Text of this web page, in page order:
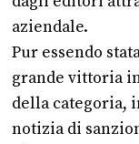
aziendale.
Pur essendo
grande vittoria
della categoria,
notizia di